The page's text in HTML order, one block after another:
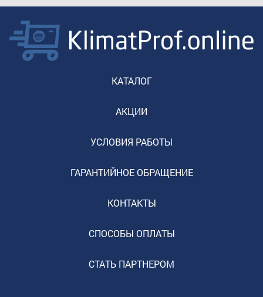
КАТАЛОГ
АКЦИИ
УСЛОВИЯ РАБОТЫ
ГАРАНТИЙНОЕ ОБРАЩЕНИЕ
КОНТАКТЫ
СПОСОБЫ ОПЛАТЫ
СТАТЬ ПАРТНЕРОМ